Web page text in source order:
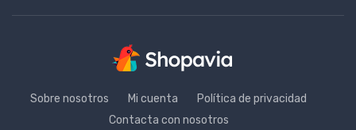
Sobre nosotros Mi cuenta
Política de privacidad
Contacta con nosotros